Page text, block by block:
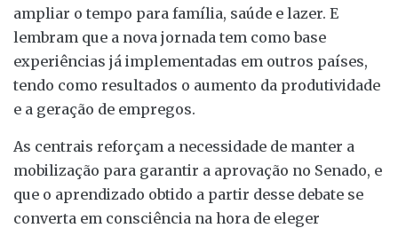
ampliar o tempo para família, saúde e lazer. E
lembram que a nova jornada tem como base
experiências já implementadas em outros países,
tendo como resultados o aumento da produtividade
e a geração de empregos.
As centrais reforçam a necessidade de manter a
mobilização para garantir a aprovação no Senado, e
que o aprendizado obtido a partir desse debate se
converta em consciência na hora de eleger